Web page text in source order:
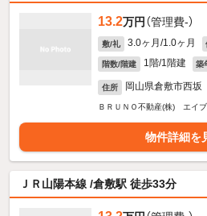
13.2万円 （管理費-）
敷/礼 3.0ヶ月/1.0ヶ月
階数/階建 1階/1階建 築
住所 岡山県倉敷市西坂
ＢＲＵＮＯ不動産(株) エイ
物件詳細を
ＪＲ山陽本線 /倉敷駅 徒歩33分